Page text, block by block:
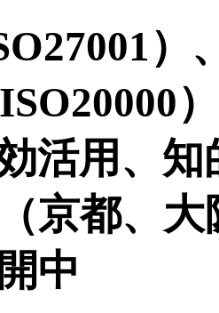
）
活用、
京都、
中